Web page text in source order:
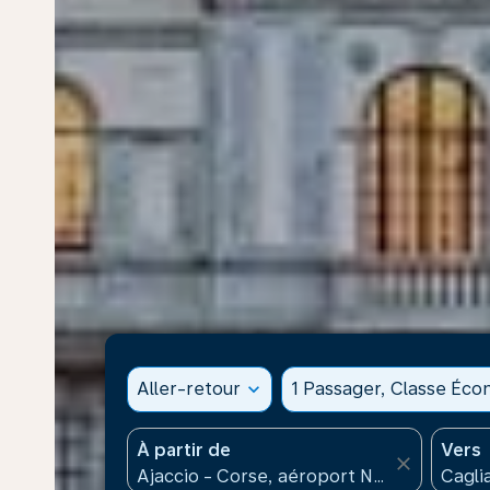
Aller-retour expand_more 1 Passager, Classe
À partir de
close
Vers